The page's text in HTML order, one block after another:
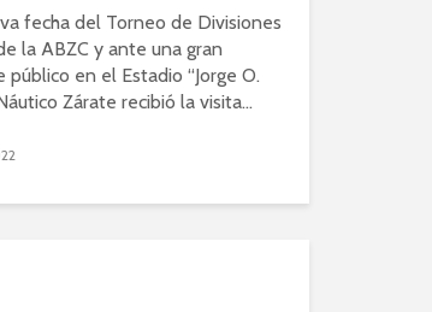
fecha del Torneo de Divisiones
la ABZC y ante una gran
público en el Estadio “Jorge O.
Zárate recibió la visita...